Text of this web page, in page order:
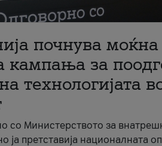
почнува моќна
кампања за
технологијата
со Министерството за
ја претставија националната